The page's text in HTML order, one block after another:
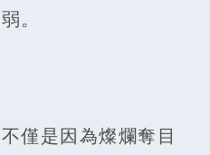
。
僅是因為燦爛奪目